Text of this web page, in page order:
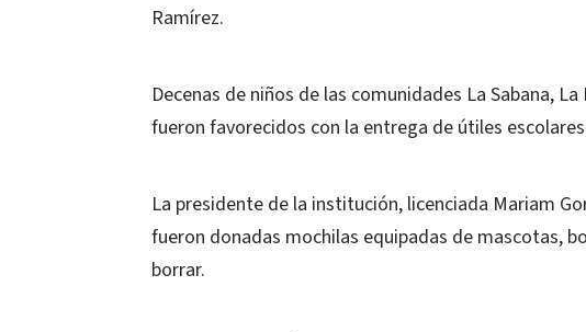
Ramírez.
Decenas de niños de las comunidades La Sabana,
fueron favorecidos con la entrega de útiles
La presidente de la institución, licenciada Mariam
fueron donadas mochilas equipadas de mascotas,
borrar.